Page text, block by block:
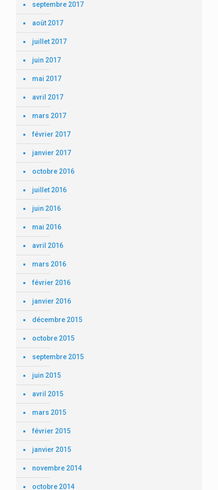
septembre 2017
août 2017
juillet 2017
juin 2017
mai 2017
avril 2017
mars 2017
février 2017
janvier 2017
octobre 2016
juillet 2016
juin 2016
mai 2016
avril 2016
mars 2016
février 2016
janvier 2016
décembre 2015
octobre 2015
septembre 2015
juin 2015
avril 2015
mars 2015
février 2015
janvier 2015
novembre 2014
octobre 2014